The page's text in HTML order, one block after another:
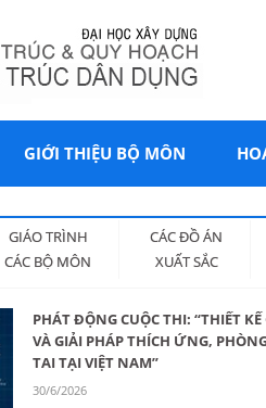
GIỚI THIỆU BỘ MÔN
GIÁO TRÌNH
CÁC BỘ MÔN
CÁC ĐỒ ÁN
XUẤT SẮC
PHÁT ĐỘNG CUỘC THI: “THIẾT
VÀ GIẢI PHÁP THÍCH ỨNG,
TAI TẠI VIỆT NAM”
30/6/2026